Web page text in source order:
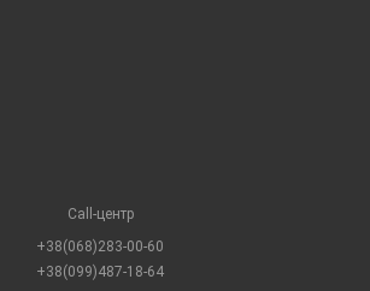
Call-центр
+38(068)283-00-60
+38(099)487-18-64